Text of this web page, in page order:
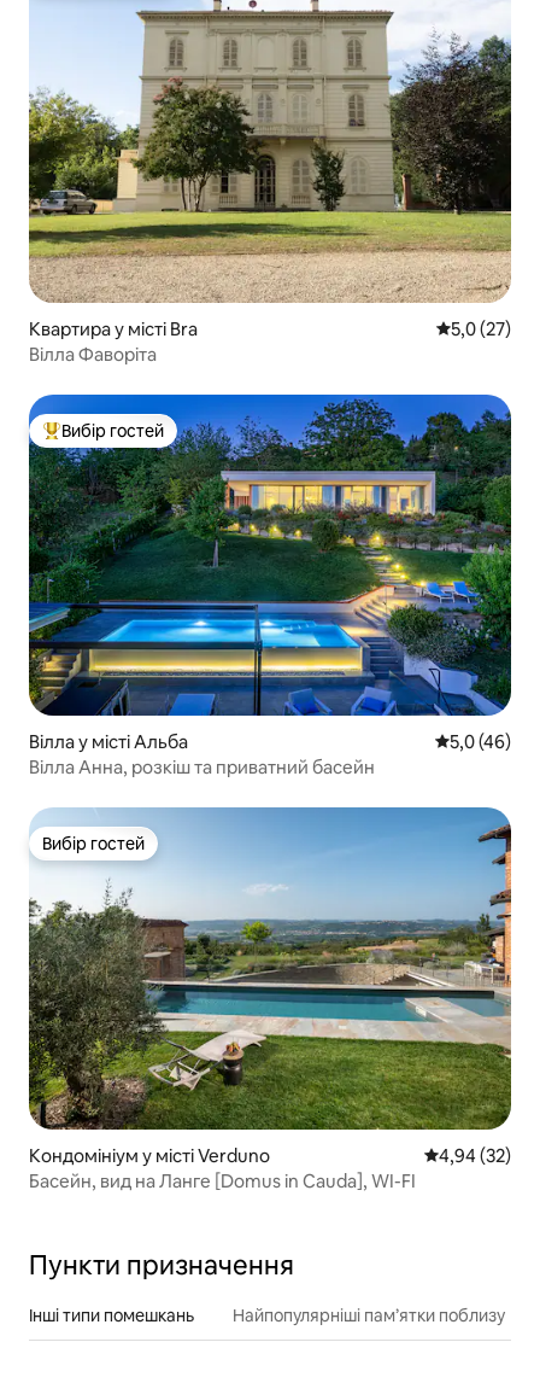
Квартира у місті Bra Середня
5,0 (27)
Вілла Фаворіта
Топ вибір гостей
Вибір гостей
Вілла у місті Альба Середня
5,0 (46)
Вілла Анна, розкіш та приватний басейн
Вибір гостей
Вибір гостей
Кондомініум у місті Verduno Середня
4,94 (32)
Басейн, вид на Ланге [Domus in Cauda], WI-FI
Пункти призначення
Інші типи помешкань Найпопулярніші пам’ятки поблизу